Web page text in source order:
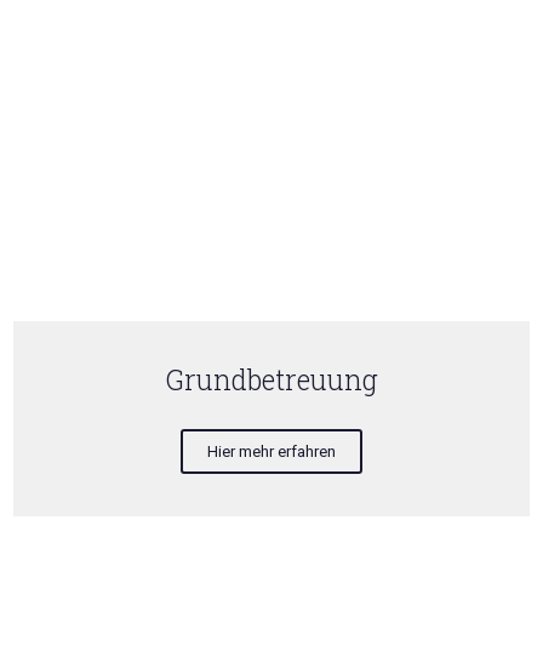
Grundbetreuung
Hier mehr erfahren